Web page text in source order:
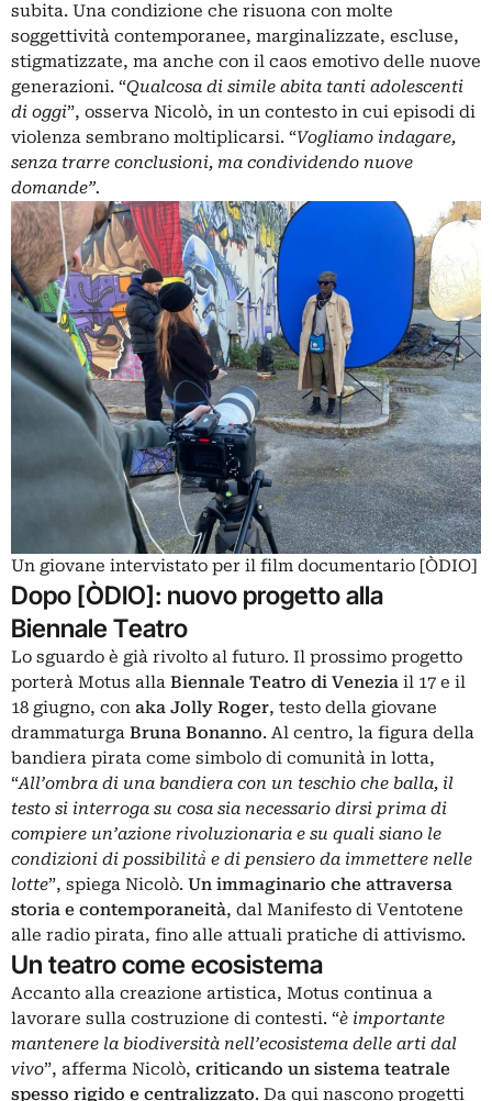
subita. Una condizione che risuona con molte
soggettività contemporanee, marginalizzate, escluse,
stigmatizzate, ma anche con il caos emotivo delle nuove
generazioni. “Qualcosa di simile abita tanti adolescenti
di oggi”, osserva Nicolò, in un contesto in cui episodi di
violenza sembrano moltiplicarsi. “Vogliamo indagare,
senza trarre conclusioni, ma condividendo nuove
domande”.
Un giovane intervistato per il film documentario [ÒDIO]
Dopo [ÒDIO]: nuovo progetto alla
Biennale Teatro
Lo sguardo è già rivolto al futuro. Il prossimo progetto
porterà Motus alla Biennale Teatro di Venezia il 17 e il
18 giugno, con aka Jolly Roger, testo della giovane
drammaturga Bruna Bonanno. Al centro, la figura della
bandiera pirata come simbolo di comunità in lotta,
“All’ombra di una bandiera con un teschio che balla, il
testo si interroga su cosa sia necessario dirsi prima di
compiere un’azione rivoluzionaria e su quali siano le
condizioni di possibilità̀ e di pensiero da immettere nelle
lotte”, spiega Nicolò. Un immaginario che attraversa
storia e contemporaneità, dal Manifesto di Ventotene
alle radio pirata, fino alle attuali pratiche di attivismo.
Un teatro come ecosistema
Accanto alla creazione artistica, Motus continua a
lavorare sulla costruzione di contesti. “è importante
mantenere la biodiversità nell’ecosistema delle arti dal
vivo”, afferma Nicolò, criticando un sistema teatrale
spesso rigido e centralizzato. Da qui nascono progetti